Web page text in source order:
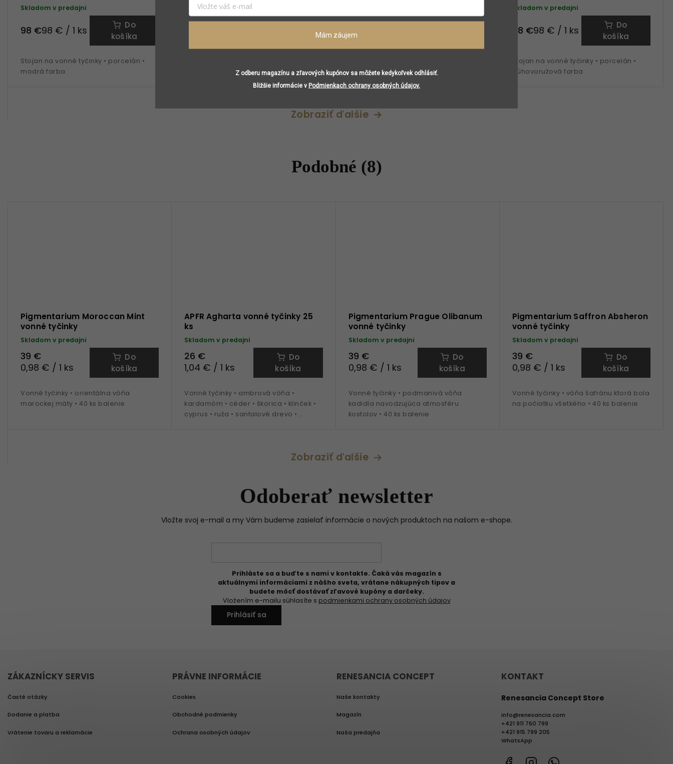
Skladom v predajni
98 €98 € / 1 ks
Do
košíka
Stojan na vonné tyčinky • porcelán •
modrá farba
Skladom v predajni
Do
platinová farba
Do
zlatá farba
Skladom v predajni
98 €98 € / 1 ks
Do
košíka
Stojan na vonné tyčinky • porcelán •
dúhovoružová farba
Zobraziť ďalšie
Podobné (8)
Pigmentarium Moroccan Mint
vonné tyčinky
Skladom v predajni
39 €
0,98 € / 1 ks
Do
košíka
Vonné tyčinky • orientálna vôňa
marockej mäty • 40 ks balenie
APFR Agharta vonné tyčinky 25
ks
Skladom v predajni
26 €
1,04 € / 1 ks
Do
košíka
Vonné tyčinky • ambrová vôňa •
kardamóm • céder • škorica • klinček •
cyprus • ruža • santalové drevo •
Pigmentarium Prague Olibanum
vonné tyčinky
Skladom v predajni
39 €
0,98 € / 1 ks
Do
košíka
Vonné tyčinky • podmanivá vôňa
kadidla navodzujúca atmosféru
kostolov • 40 ks balenie
Pigmentarium Saffron Absheron
vonné tyčinky
Skladom v predajni
39 €
0,98 € / 1 ks
Do
košíka
Vonné tyčinky • vôňa šafránu ktorá bola
na počiatku všetkého • 40 ks balenie
Zobraziť ďalšie
Odoberať newsletter
Vložte svoj e-mail a my Vám budeme zasielať informácie o nových produktoch na našom e-shope.
Prihláste sa a buďte s nami v kontakte. Čaká vás magazín s
aktuálnymi informáciami z nášho sveta, vrátane nákupných tipov a
budete môcť dostávať zľavové kupóny a darčeky.
Vložením e-mailu súhlasíte s podmienkami ochrany osobných údajov
Prihlásiť sa
ZÁKAZNÍCKY SERVIS
Časté otázky
Dodanie a platba
Vrátenie tovaru a reklamácie
PRÁVNE INFORMÁCIE
Cookies
Obchodné podmienky
Ochrana osobných údajov
RENESANCIA CONCEPT
Naše kontakty
Magazín
Naša predajňa
KONTAKT
Renesancia Concept Store
info@renesancia.com
+421 911 760 799
+421 915 799 205
WhatsApp
FacebookInstagram
Mám záujem
Z odberu magazínu a zľavových kupónov sa môžete kedykoľvek odhlásiť.
Bližšie informácie v Podmienkach ochrany osobných údajov.